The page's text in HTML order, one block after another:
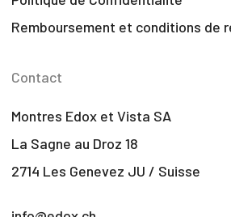
Remboursement et conditions de
Contact
Montres Edox et Vista SA
La Sagne au Droz 18
2714 Les Genevez JU / Suisse